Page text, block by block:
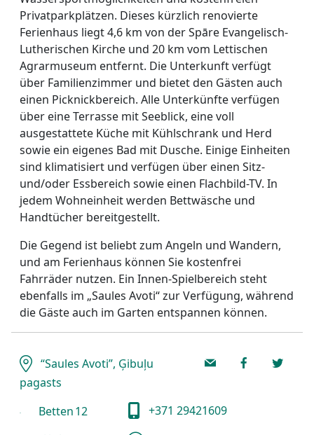
Privatparkplätzen. Dieses kürzlich renovierte
Ferienhaus liegt 4,6 km von der Spāre Evangelisch-
Lutherischen Kirche und 20 km vom Lettischen
Agrarmuseum entfernt. Die Unterkunft verfügt
über Familienzimmer und bietet den Gästen auch
einen Picknickbereich. Alle Unterkünfte verfügen
über eine Terrasse mit Seeblick, eine voll
ausgestattete Küche mit Kühlschrank und Herd
sowie ein eigenes Bad mit Dusche. Einige Einheiten
sind klimatisiert und verfügen über einen Sitz-
und/oder Essbereich sowie einen Flachbild-TV. In
jedem Wohneinheit werden Bettwäsche und
Handtücher bereitgestellt.
Die Gegend ist beliebt zum Angeln und Wandern,
und am Ferienhaus können Sie kostenfrei
Fahrräder nutzen. Ein Innen-Spielbereich steht
ebenfalls im „Saules Avoti“ zur Verfügung, während
die Gäste auch im Garten entspannen können.
“Saules Avoti”, Ģibuļu
pagasts
Betten12
+371 29421609